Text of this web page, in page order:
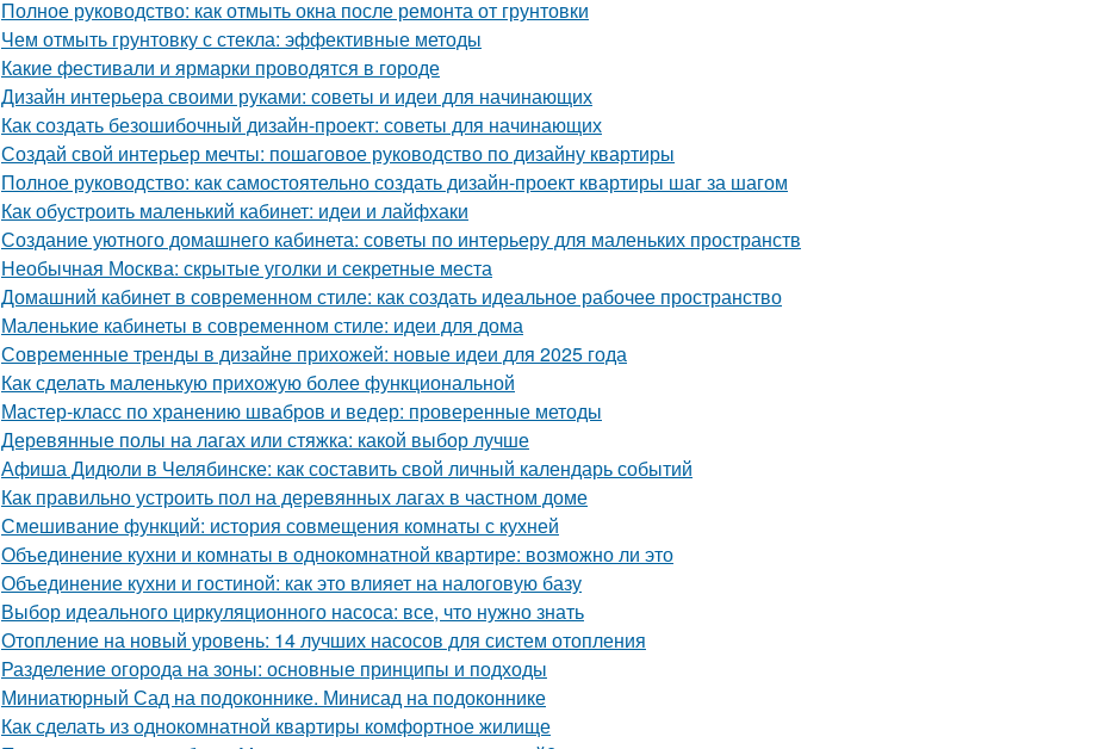
Полное руководство: как отмыть окна после ремонта от грунтовки
Чем отмыть грунтовку с стекла: эффективные методы
Какие фестивали и ярмарки проводятся в городе
Дизайн интерьера своими руками: советы и идеи для начинающих
Как создать безошибочный дизайн-проект: советы для начинающих
Создай свой интерьер мечты: пошаговое руководство по дизайну квартиры
Полное руководство: как самостоятельно создать дизайн-проект квартиры шаг за шагом
Как обустроить маленький кабинет: идеи и лайфхаки
Создание уютного домашнего кабинета: советы по интерьеру для маленьких пространств
Необычная Москва: скрытые уголки и секретные места
Домашний кабинет в современном стиле: как создать идеальное рабочее пространство
Маленькие кабинеты в современном стиле: идеи для дома
Современные тренды в дизайне прихожей: новые идеи для 2025 года
Как сделать маленькую прихожую более функциональной
Мастер-класс по хранению швабров и ведер: проверенные методы
Деревянные полы на лагах или стяжка: какой выбор лучше
Афиша Дидюли в Челябинске: как составить свой личный календарь событий
Как правильно устроить пол на деревянных лагах в частном доме
Смешивание функций: история совмещения комнаты с кухней
Объединение кухни и комнаты в однокомнатной квартире: возможно ли это
Объединение кухни и гостиной: как это влияет на налоговую базу
Выбор идеального циркуляционного насоса: все, что нужно знать
Отопление на новый уровень: 14 лучших насосов для систем отопления
Разделение огорода на зоны: основные принципы и подходы
Миниатюрный Сад на подоконнике. Минисад на подоконнике
Как сделать из однокомнатной квартиры комфортное жилище